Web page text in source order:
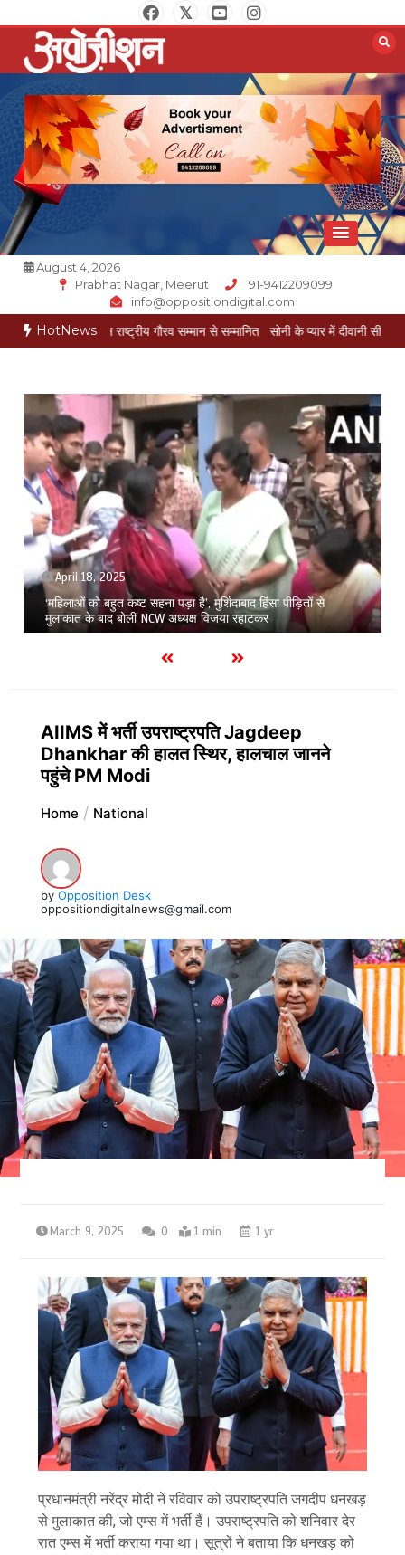
to
content
Opposition Digital
August 4, 2026
Prabhat Nagar, Meerut
91-9412209099
info@oppositiondigital.com
HotNews
गोयल राष्ट्रीय गौरव सम्मान से सम्मानित सोनी के प्यार में दीवानी सीता पहुंची मेरठ सोनी
April 18, 2025
‘महिलाओं को बहुत कष्ट सहना पड़ा है’, मुर्शिदाबाद हिंसा पीड़ितों से
मुलाकात के बाद बोलीं NCW अध्यक्ष विजया रहाटकर
AIIMS में भर्ती उपराष्ट्रपति Jagdeep
Dhankhar की हालत स्थिर, हालचाल जानने
पहुंचे PM Modi
Home National
by Opposition Desk
oppositiondigitalnews@gmail.com
March 9, 2025 0 1 min 1 yr
प्रधानमंत्री नरेंद्र मोदी ने रविवार को उपराष्ट्रपति जगदीप धनखड़
से मुलाकात की, जो एम्स में भर्ती हैं। उपराष्ट्रपति को शनिवार देर
रात एम्स में भर्ती कराया गया था। सूत्रों ने बताया कि धनखड़ को